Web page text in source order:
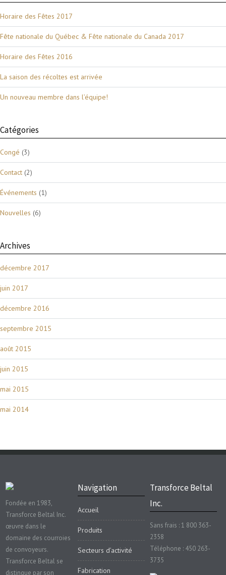
Horaire des Fêtes 2017
Fête nationale du Québec & Fête nationale du Canada 2017
Horaire des Fêtes 2016
La saison des récoltes est arrivée
Un nouveau membre dans l’équipe!
Catégories
Congé (3)
Contact (2)
Événements (1)
Nouvelles (6)
Archives
décembre 2017
juin 2017
décembre 2016
septembre 2015
août 2015
juin 2015
mai 2015
mai 2014
Fondée en 1983,
Transforce Beltal Inc.
œuvre dans le
domaine des courroies
de convoyeurs.
Transforce Beltal se
distingue par son
Navigation
Accueil
Produits
Secteurs d’activité
Fabrication
Transforce Beltal
Inc.
Sans frais : 1 800 363-
2358
Téléphone : 450 263-
3735